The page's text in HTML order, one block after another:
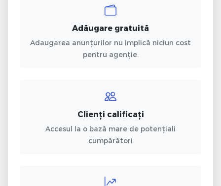
Adăugare gratuită
Adaugarea anunțurilor nu implică niciun cost
pentru agenție.
Clienți calificați
Accesul la o bază mare de potențiali
cumpărători